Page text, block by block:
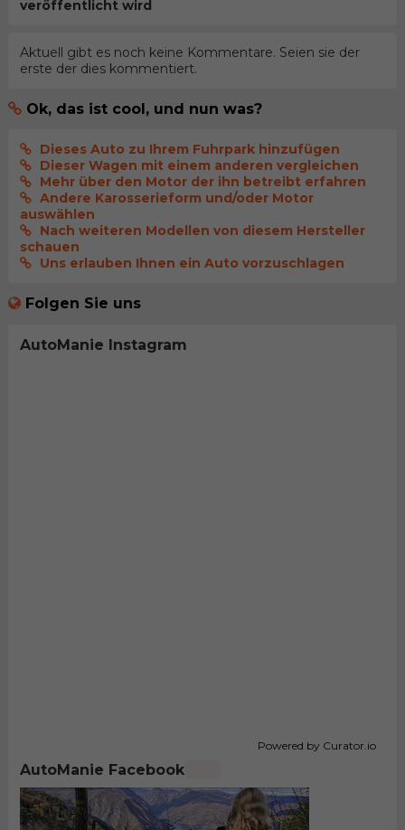
veröffentlicht wird
Aktuell gibt es noch keine Kommentare. Seien sie der
erste der dies kommentiert.
Ok, das ist cool, und nun was?
Dieses Auto zu Ihrem Fuhrpark hinzufügen
Dieser Wagen mit einem anderen vergleichen
Mehr über den Motor der ihn betreibt erfahren
Andere Karosserieform und/oder Motor
auswählen
Nach weiteren Modellen von diesem Hersteller
schauen
Uns erlauben Ihnen ein Auto vorzuschlagen
Folgen Sie uns
AutoManie Instagram
Powered by Curator.io
AutoManie Facebook